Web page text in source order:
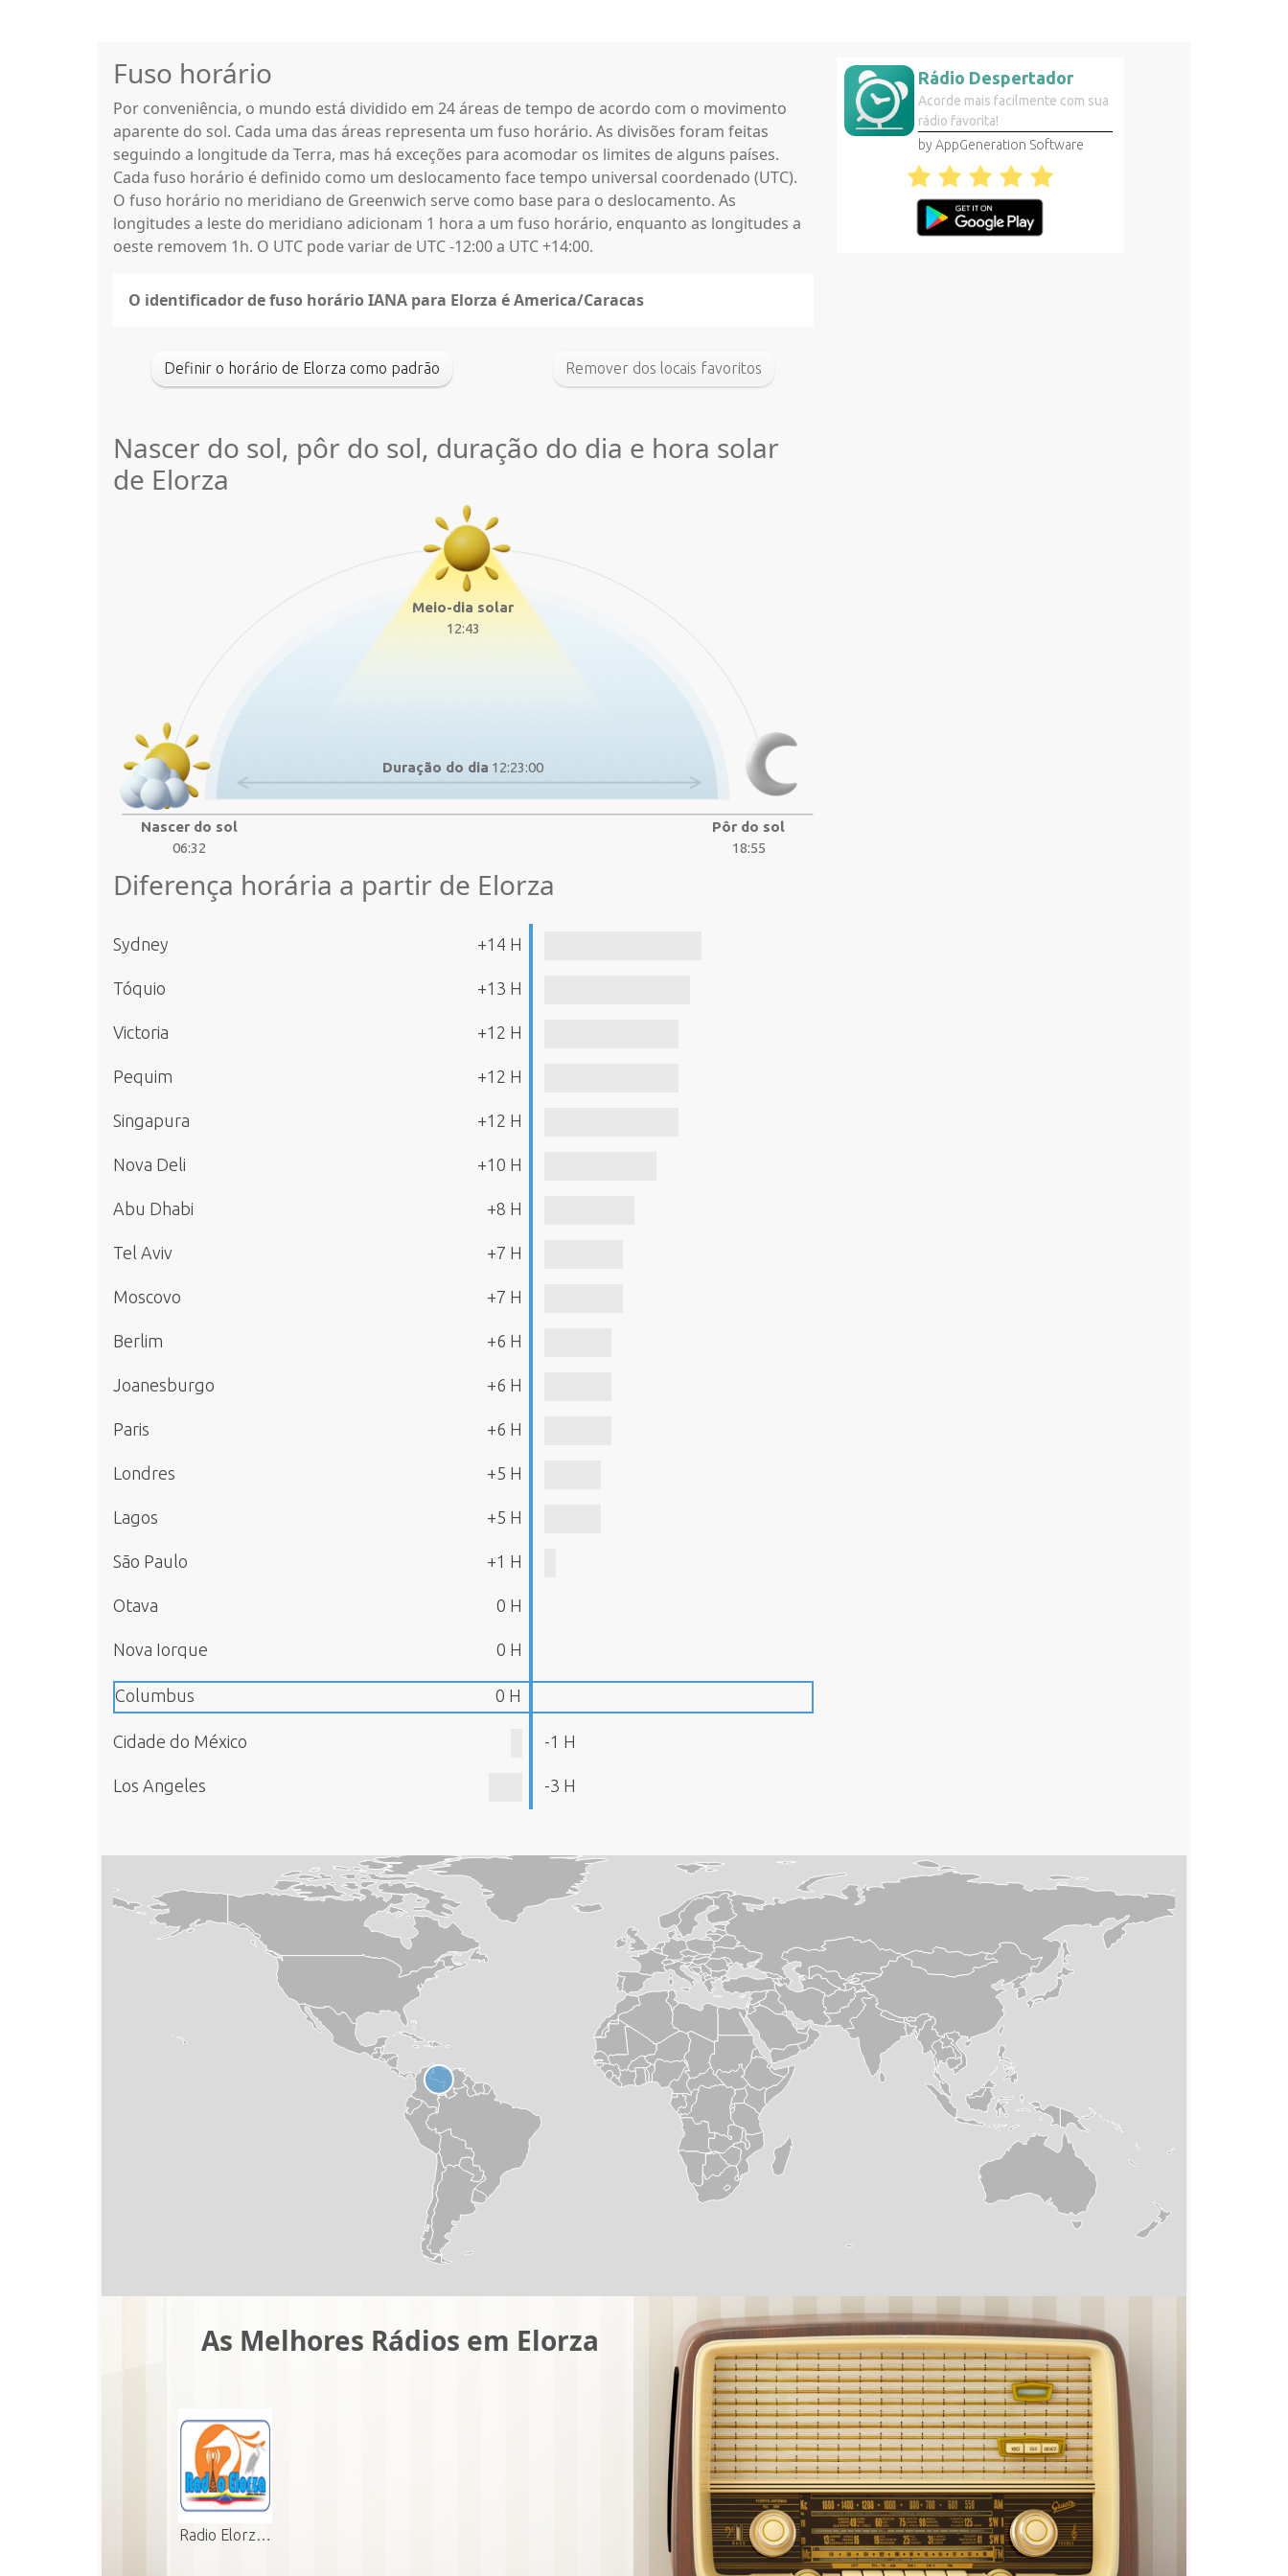
Fuso horário
Por conveniência, o mundo está dividido em 24 áreas de tempo de acordo com o movimento
aparente do sol. Cada uma das áreas representa um fuso horário. As divisões foram feitas
seguindo a longitude da Terra, mas há exceções para acomodar os limites de alguns países.
Cada fuso horário é definido como um deslocamento face tempo universal coordenado (UTC).
O fuso horário no meridiano de Greenwich serve como base para o deslocamento. As
longitudes a leste do meridiano adicionam 1 hora a um fuso horário, enquanto as longitudes a
oeste removem 1h. O UTC pode variar de UTC -12:00 a UTC +14:00.
O identificador de fuso horário IANA para Elorza é America/Caracas
Definir o horário de Elorza como padrão Remover dos locais favoritos
Nascer do sol, pôr do sol, duração do dia e hora solar
de Elorza
Meio-dia solar
12:43
Duração do dia 12:23:00
Nascer do sol
06:32
Pôr do sol
18:55
Diferença horária a partir de Elorza
Sydney +14 H
Tóquio +13 H
Victoria +12 H
Pequim +12 H
Singapura +12 H
Nova Deli +10 H
Abu Dhabi +8 H
Tel Aviv +7 H
Moscovo +7 H
Berlim +6 H
Joanesburgo +6 H
Paris +6 H
Londres +5 H
Lagos +5 H
São Paulo +1 H
Otava 0 H
Nova Iorque 0 H
Columbus 0 H
Cidade do México -1 H
Los Angeles -3 H
Rádio Despertador
Acorde mais facilmente com sua
rádio favorita!
by AppGeneration Software
As Melhores Rádios em Elorza
Radio Elorz…